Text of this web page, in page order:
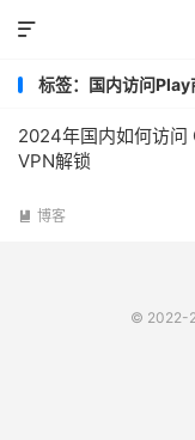

标签：国内访问Play
2024年国内如何访
VPN解锁
 博客
© 2022-